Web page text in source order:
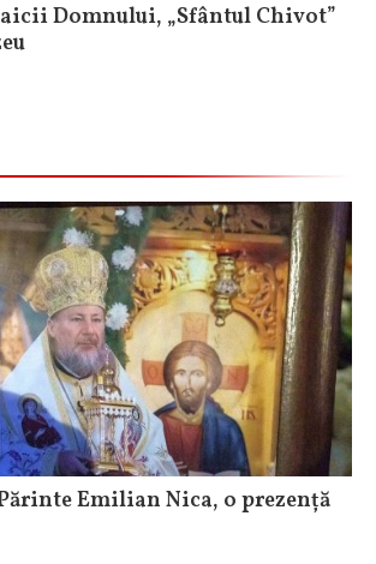
Domnului, „Sfântul Chivot”
Emilian Nica, o prezență